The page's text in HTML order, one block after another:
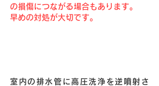
の損傷につながる場合もあります。
早めの対処が大切です。
室内の排水管に高圧洗浄を逆噴射さ